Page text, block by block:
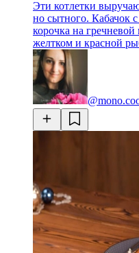
Эти котлетки
но сытного. Кабачок
корочка на
желтком и красной